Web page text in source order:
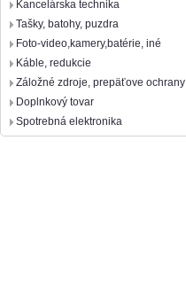
Kancelárska technika
Tašky, batohy, puzdra
Foto-video,kamery,batérie, iné
Káble, redukcie
Záložné zdroje, prepäťove ochrany
Doplnkový tovar
Spotrebná elektronika